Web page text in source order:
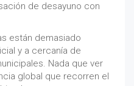
de desayuno con
están demasiado
y a cercanía de
Nada que ver
global que recorren el